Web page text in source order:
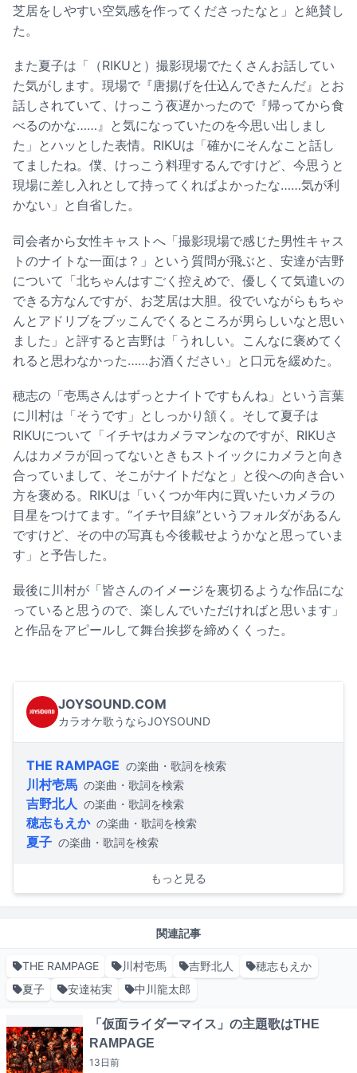
芝居をしやすい空気感を作ってくださったなと」と絶賛し
た。
また夏子は「（RIKUと）撮影現場でたくさんお話してい
た気がします。現場で『唐揚げを仕込んできたんだ』とお
話しされていて、けっこう夜遅かったので『帰ってから食
べるのかな……』と気になっていたのを今思い出しまし
た」とハッとした表情。RIKUは「確かにそんなこと話し
てましたね。僕、けっこう料理するんですけど、今思うと
現場に差し入れとして持ってくればよかったな……気が利
かない」と自省した。
司会者から女性キャストへ「撮影現場で感じた男性キャス
トのナイトな一面は？」という質問が飛ぶと、安達が吉野
について「北ちゃんはすごく控えめで、優しくて気遣いの
できる方なんですが、お芝居は大胆。役でいながらもちゃ
んとアドリブをブッこんでくるところが男らしいなと思い
ました」と評すると吉野は「うれしい。こんなに褒めてく
れると思わなかった……お酒ください」と口元を緩めた。
穂志の「壱馬さんはずっとナイトですもんね」という言葉
に川村は「そうです」としっかり頷く。そして夏子は
RIKUについて「イチヤはカメラマンなのですが、RIKUさ
んはカメラが回ってないときもストイックにカメラと向き
合っていまして、そこがナイトだなと」と役への向き合い
方を褒める。RIKUは「いくつか年内に買いたいカメラの
目星をつけてます。“イチヤ目線”というフォルダがあるん
ですけど、その中の写真も今後載せようかなと思っていま
す」と予告した。
最後に川村が「皆さんのイメージを裏切るような作品にな
っていると思うので、楽しんでいただければと思います」
と作品をアピールして舞台挨拶を締めくくった。
JOYSOUND.COM
カラオケ歌うならJOYSOUND
THE RAMPAGE の楽曲・歌詞を検索
川村壱馬 の楽曲・歌詞を検索
吉野北人 の楽曲・歌詞を検索
穂志もえか の楽曲・歌詞を検索
夏子 の楽曲・歌詞を検索
もっと見る
関連記事
THE RAMPAGE 川村壱馬 吉野北人
穂志もえか
夏子
安達祐実 中川龍太郎
「仮面ライダーマイス」の主題歌はTHE
RAMPAGE
13日前